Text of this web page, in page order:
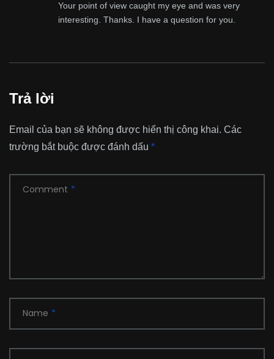
Your point of view caught my eye and was very
interesting. Thanks. I have a question for you.
Trả lời
Email của bạn sẽ không được hiển thị công khai. Các
trường bắt buộc được đánh dấu *
Comment *
Name *